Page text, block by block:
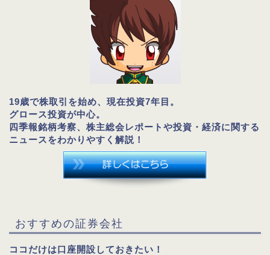
19歳で株取引を始め、現在投資7年目。
グロース投資が中心。
四季報銘柄考察、株主総会レポートや投資・経済に関する
ニュースをわかりやすく解説！
おすすめの証券会社
ココだけは口座開設しておきたい！